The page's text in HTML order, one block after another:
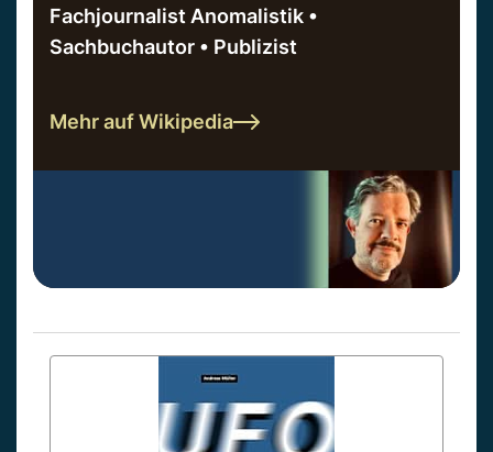
Fachjournalist Anomalistik •
Sachbuchautor • Publizist
Mehr auf Wikipedia